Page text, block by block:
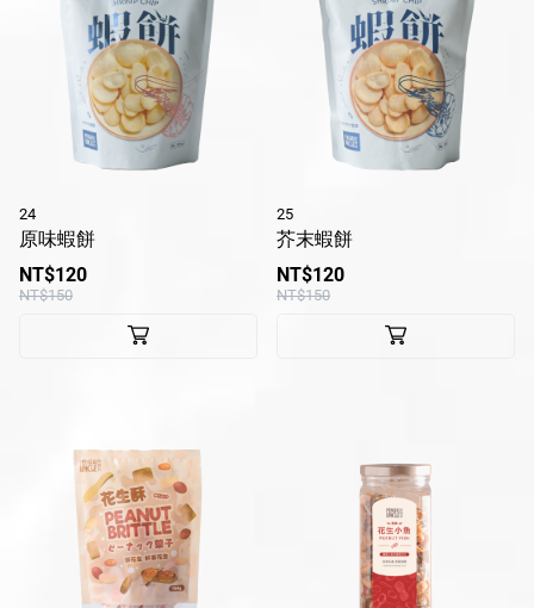
24
原味蝦餅
NT$120
NT$150
25
芥末蝦餅
NT$120
NT$150